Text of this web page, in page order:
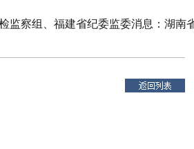
监察组、福建省纪委监委消息：湖